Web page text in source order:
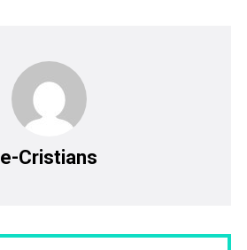
e-Cristians